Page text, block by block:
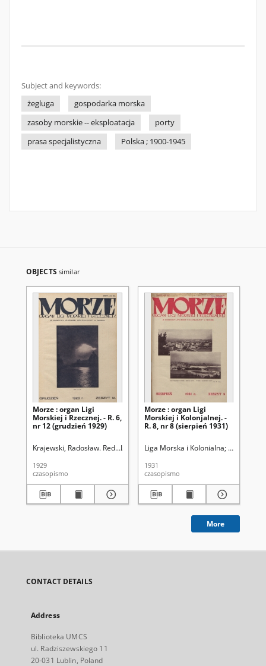
Subject and keywords:
żegluga
gospodarka morska
zasoby morskie -- eksploatacja
porty
prasa specjalistyczna
Polska ; 1900-1945
OBJECTS similar
Morze : organ Ligi
Morskiej i Rzecznej. - R. 6,
nr 12 (grudzień 1929)
Krajewski, Radosław. Red. Liga Morska i Rzeczna (1924-1930)
1929
czasopismo
Morze : organ Ligi
Morskiej i Kolonjalnej. -
R. 8, nr 8 (sierpień 1931)
Liga Morska i Kolonialna Tetzlaff,
1931
czasopismo
More
CONTACT DETAILS
Address
Biblioteka UMCS
ul. Radziszewskiego 11
20-031 Lublin, Poland